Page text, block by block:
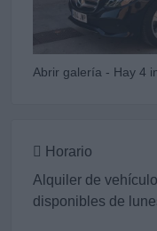
Abrir galería - Hay 4
Horario
Alquiler de
disponibles de